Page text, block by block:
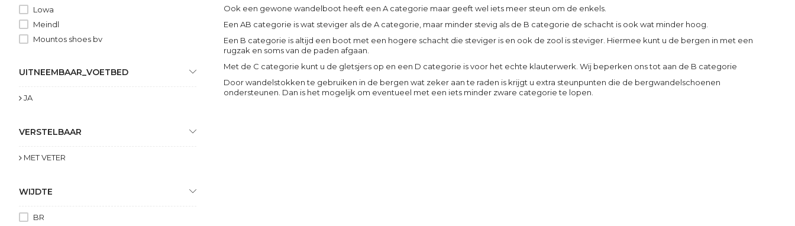
Ook een gewone wandelboot heeft een A categorie maar geeft wel iets meer steun om de enkels.
Een AB categorie is wat steviger als de A categorie, maar minder stevig als de B categorie de schacht is ook wat minder hoog.
Een B categorie is altijd een boot met een hogere schacht die steviger is en ook de zool is steviger. Hiermee kunt u de bergen in met een
rugzak en soms van de paden afgaan.
Met de C categorie kunt u de gletsjers op en een D categorie is voor het echte klauterwerk. Wij beperken ons tot aan de B categorie
Door wandelstokken te gebruiken in de bergen wat zeker aan te raden is krijgt u extra steunpunten die de bergwandelschoenen
ondersteunen. Dan is het mogelijk om eventueel met een iets minder zware categorie te lopen.
Lowa
Meindl
Mountos shoes bv
UITNEEMBAAR_VOETBED
JA
VERSTELBAAR
MET VETER
WIJDTE
BR